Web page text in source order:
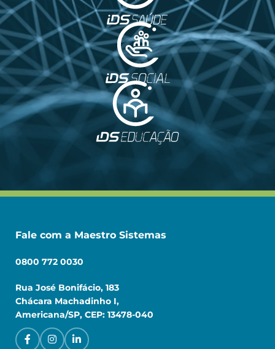
Fale com a Maestro Sistemas
0800 772 0030
Rua José Bonifácio, 183
Chácara Machadinho I,
Americana/SP, CEP: 13478-040